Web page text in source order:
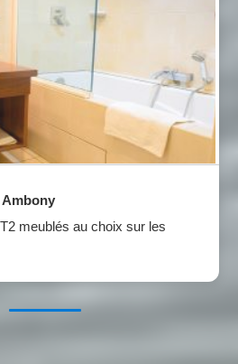
meublés au choix sur les